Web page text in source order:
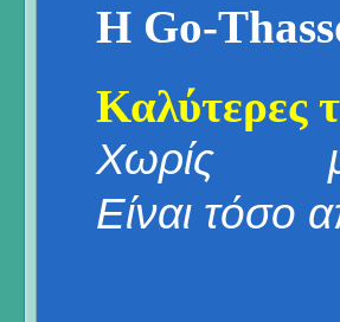
Η Go-
Καλύτερες
Χωρίς
Είναι τόσο